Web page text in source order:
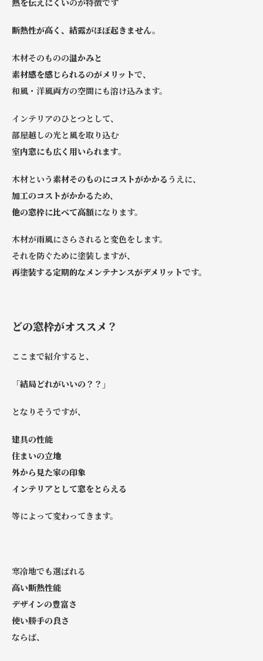
熱を伝えにくいのが特徴です
断熱性が高く、結露がほぼ起きません。
木材そのものの温かみと
素材感を感じられるのがメリットで、
和風・洋風両方の空間にも溶け込みます。
インテリアのひとつとして、
部屋越しの光と風を取り込む
室内窓にも広く用いられます。
木材という素材そのものにコストがかかる うえに、
加工のコストがかかるため、
他の窓枠に比べて高額になります。
木材が雨風にさらされると変色をします。
それを防ぐために塗装しますが、
再塗装する定期的なメンテナンスがデメリットです。
どの窓枠がオススメ？
ここまで紹介すると、
「結局どれがいいの？？」
となりそうですが、
建具の性能
住まいの立地
外から見た家の印象
インテリアとして窓をとらえる
等によって変わってきます。
寒冷地でも選ばれる
高い断熱性能
デザインの豊富さ
使い勝手の良さ
ならば、